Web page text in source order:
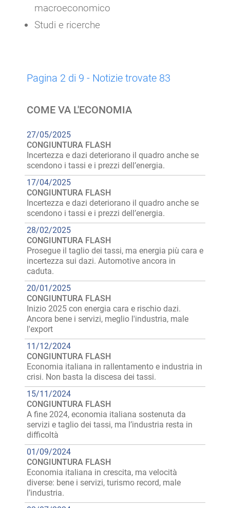
macroeconomico
Studi e ricerche
Pagina 2 di 9 - Notizie trovate 83
COME VA L'ECONOMIA
27/05/2025
CONGIUNTURA FLASH
Incertezza e dazi deteriorano il quadro anche se
scendono i tassi e i prezzi dell’energia.
17/04/2025
CONGIUNTURA FLASH
Incertezza e dazi deteriorano il quadro anche se
scendono i tassi e i prezzi dell’energia.
28/02/2025
CONGIUNTURA FLASH
Prosegue il taglio dei tassi, ma energia più cara e
incertezza sui dazi. Automotive ancora in
caduta.
20/01/2025
CONGIUNTURA FLASH
Inizio 2025 con energia cara e rischio dazi.
Ancora bene i servizi, meglio l'industria, male
l'export
11/12/2024
CONGIUNTURA FLASH
Economia italiana in rallentamento e industria in
crisi. Non basta la discesa dei tassi.
15/11/2024
CONGIUNTURA FLASH
A fine 2024, economia italiana sostenuta da
servizi e taglio dei tassi, ma l’industria resta in
difficoltà
01/09/2024
CONGIUNTURA FLASH
Economia italiana in crescita, ma velocità
diverse: bene i servizi, turismo record, male
l’industria.